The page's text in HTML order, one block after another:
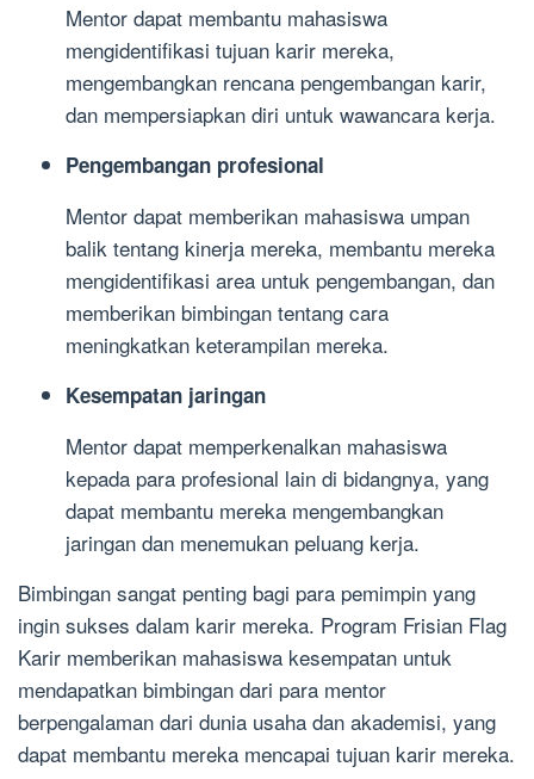
Mentor dapat membantu mahasiswa
mengidentifikasi tujuan karir mereka,
mengembangkan rencana pengembangan karir,
dan mempersiapkan diri untuk wawancara kerja.
Pengembangan profesional
Mentor dapat memberikan mahasiswa umpan
balik tentang kinerja mereka, membantu mereka
mengidentifikasi area untuk pengembangan, dan
memberikan bimbingan tentang cara
meningkatkan keterampilan mereka.
Kesempatan jaringan
Mentor dapat memperkenalkan mahasiswa
kepada para profesional lain di bidangnya, yang
dapat membantu mereka mengembangkan
jaringan dan menemukan peluang kerja.
Bimbingan sangat penting bagi para pemimpin yang
ingin sukses dalam karir mereka. Program Frisian Flag
Karir memberikan mahasiswa kesempatan untuk
mendapatkan bimbingan dari para mentor
berpengalaman dari dunia usaha dan akademisi, yang
dapat membantu mereka mencapai tujuan karir mereka.